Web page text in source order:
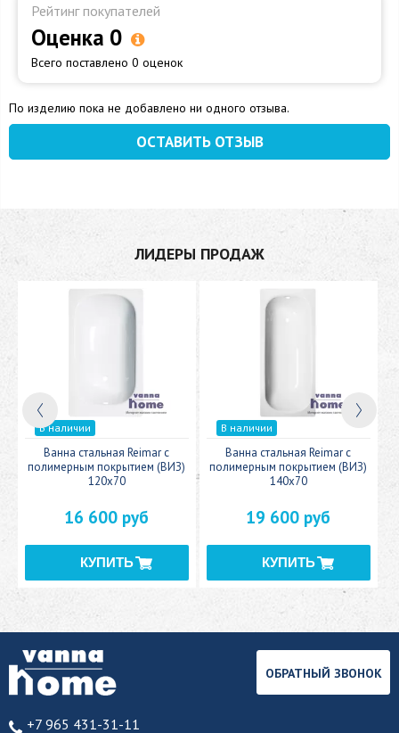
Рейтинг покупателей
Оценка 0
Всего поставлено 0 оценок
По изделию пока не добавлено ни одного отзыва.
ОСТАВИТЬ ОТЗЫВ
ЛИДЕРЫ ПРОДАЖ
В наличии
Ванна стальная Reimar с
полимерным покрытием (ВИЗ)
120x70
16 600 руб
В наличии
Ванна стальная Reimar с
полимерным покрытием (ВИЗ)
140x70
19 600 руб
+7 965 431-31-11
ОБРАТНЫЙ ЗВОНОК